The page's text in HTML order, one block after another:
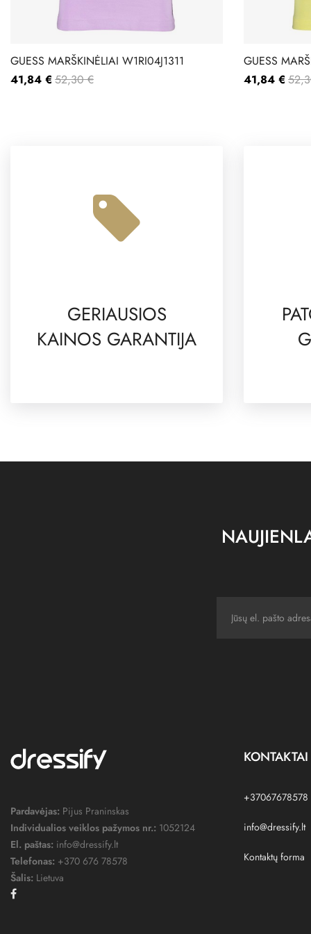
GUESS MARŠKINĖLIAI W1RI04J1311
41,84 € 52,30 €
GUESS
41,84 €
GERIAUSIOS
KAINOS GARANTIJA
Pardavėjas: Pijus Praninskas
Individualios veiklos pažymos nr.: 1052124
El. paštas: info@dressify.lt
Telefonas: +370 676 78578
Šalis: Lietuva
KONTAKTAI
+37067678578
info@dressify.lt
Kontaktų forma